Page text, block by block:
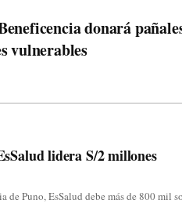
donará
vulnerables
lidera S/2 millones
de Puno, EsSalud debe más de 800 mil